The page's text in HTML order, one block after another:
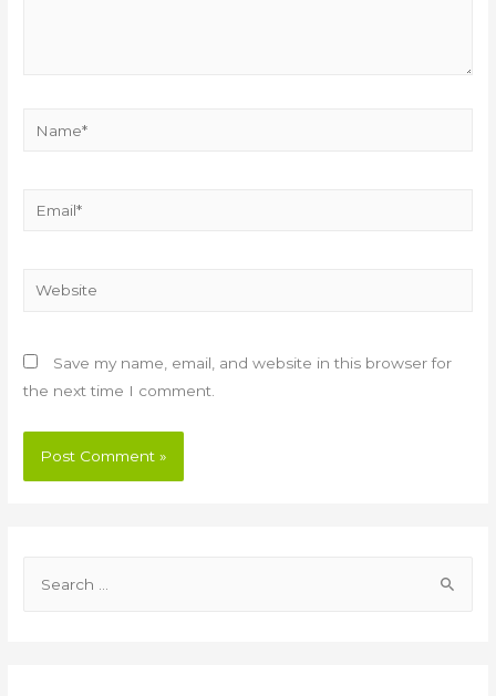
Website
Save my name, email, and website in this browser for
the next time I comment.